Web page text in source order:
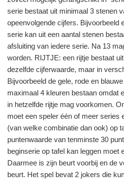
serie bestaat uit minimaal 3 stenen
opeenvolgende cijfers. Bijvoorbeeld
serie kan uit een aantal stenen
afsluiting van iedere serie. Na 13
worden. RIJTJE: een rijtje bestaat
dezelfde cijferwaarde, maar in
Bijvoorbeeld de gele, rode en
maximaal 4 kleuren bestaan omdat
in hetzelfde rijtje mag voorkomen.
moet een speler één of meer series
(van welke combinatie dan ook) op
puntenwaarde van tenminste 30
beginserie op tafel kan leggen moet
Daarmee is zijn beurt voorbij en de
beurt. Het spel bevat 2 jokers die